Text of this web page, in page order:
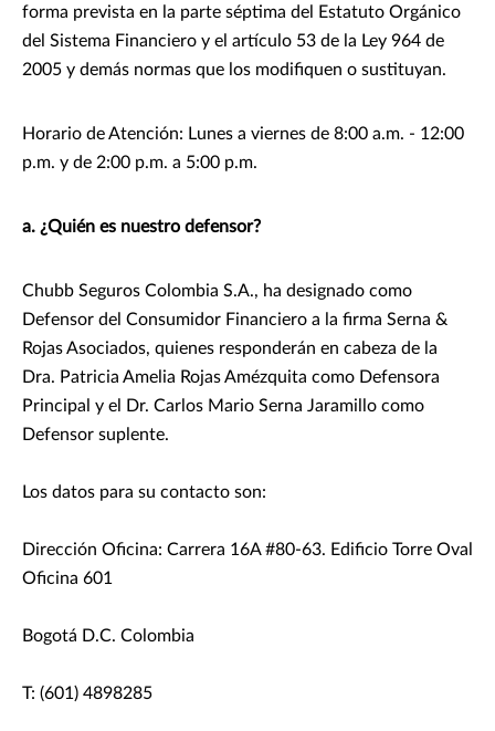
forma prevista en la parte séptima del Estatuto Orgánico
del Sistema Financiero y el artículo 53 de la Ley 964 de
2005 y demás normas que los modifiquen o sustituyan.
Horario de Atención: Lunes a viernes de 8:00 a.m. - 12:00
p.m. y de 2:00 p.m. a 5:00 p.m.
a. ¿Quién es nuestro defensor?
Chubb Seguros Colombia S.A., ha designado como
Defensor del Consumidor Financiero a la firma Serna &
Rojas Asociados, quienes responderán en cabeza de la
Dra. Patricia Amelia Rojas Amézquita como Defensora
Principal y el Dr. Carlos Mario Serna Jaramillo como
Defensor suplente.
Los datos para su contacto son:
Dirección Oficina: Carrera 16A #80-63. Edificio Torre Oval
Oficina 601
Bogotá D.C. Colombia
T: (601) 4898285